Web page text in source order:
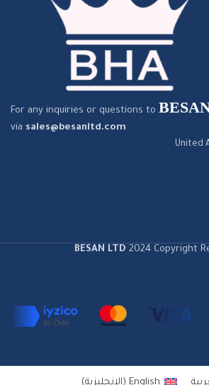
For any inquiries or questions to
via sales@besanltd.com
United
BESAN LTD 2024 Copyright
English
(الإنجليزية)